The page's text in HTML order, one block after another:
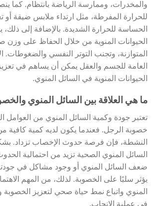
والمخدرات، وممارسة الرياضة بانتظام. كما
للحرارة المفرطة، مثل ارتداء ملابس ضيقة
الحساسة للحرارة الشديدة. بالإضافة إلى
الحيوانات المنوية من خلال الحفاظ على وزن
المتوازنة، وتجنب التوتر النفسي والضغوطات.
العامة للجسم والعقل يمكن أن يساهم في
الحيوانات المنوية في السائل المنوي.
ما هي العلاقة بين السائل المنوي
تعتبر جودة وكمية السائل المنوي من العوامل
خصوبة الرجل. فعندما يكون لديه كمية كافية من
النشطة، فإن فرصة حدوث الإخصاب تزداد.
السائل المنوي الصحية تزيد من احتمالية
ضعف السائل المنوي أو وجود مشاكل في جودته
يؤثر سلبًا على الخصوبة. لذلك، من المهم
المنوي واتباع نمط حياة صحي لتعزيز الخصوبة